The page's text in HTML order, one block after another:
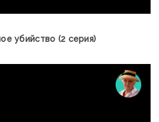
убийство (2 серия)